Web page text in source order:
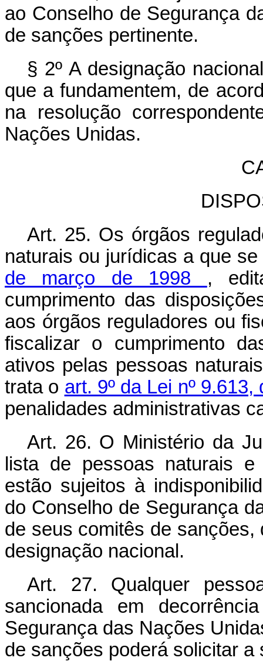
ao Conselho de Segurança
de sanções pertinente.
§ 2º A designação
que a fundamentem, de
na resolução
Nações Unidas.
Art. 25. Os órgãos
naturais ou jurídicas a que
de março de 1998 ,
cumprimento das
aos órgãos reguladores ou
fiscalizar o cumprimento
ativos pelas pessoas
trata o art. 9º da Lei nº
penalidades administrativas
Art. 26. O Ministério da
lista de pessoas naturais
estão sujeitos à
do Conselho de Segurança
de seus comitês de
designação nacional.
Art. 27. Qualquer
sancionada em
Segurança das Nações
de sanções poderá solicitar